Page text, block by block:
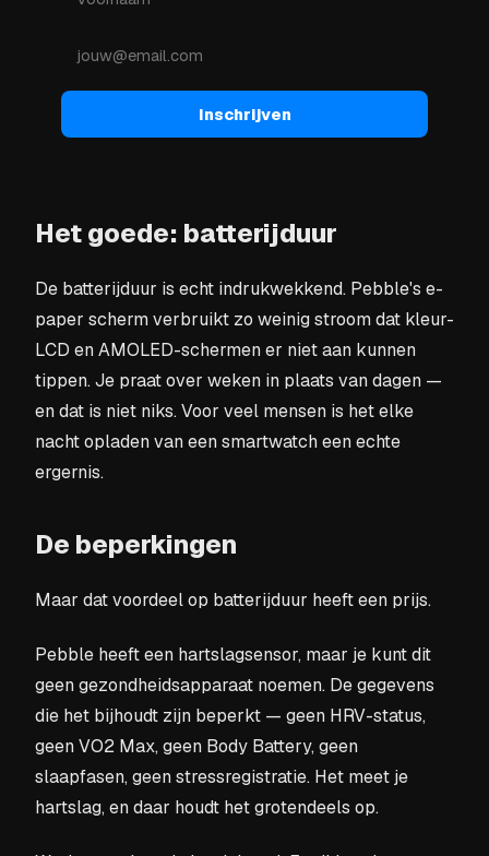
Inschrijven
Het goede: batterijduur
De batterijduur is echt indrukwekkend. Pebble's e-
paper scherm verbruikt zo weinig stroom dat kleur-
LCD en AMOLED-schermen er niet aan kunnen
tippen. Je praat over weken in plaats van dagen —
en dat is niet niks. Voor veel mensen is het elke
nacht opladen van een smartwatch een echte
ergernis.
De beperkingen
Maar dat voordeel op batterijduur heeft een prijs.
Pebble heeft een hartslagsensor, maar je kunt dit
geen gezondheidsapparaat noemen. De gegevens
die het bijhoudt zijn beperkt — geen HRV-status,
geen VO2 Max, geen Body Battery, geen
slaapfasen, geen stressregistratie. Het meet je
hartslag, en daar houdt het grotendeels op.